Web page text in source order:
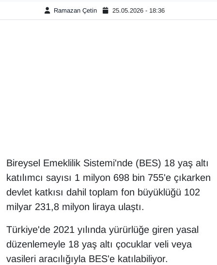
Ramazan Çetin 25.05.2026 - 18:36
Bireysel Emeklilik Sistemi'nde (BES) 18 yaş altı
katılımcı sayısı 1 milyon 698 bin 755'e çıkarken
devlet katkısı dahil toplam fon büyüklüğü 102
milyar 231,8 milyon liraya ulaştı.
Türkiye'de 2021 yılında yürürlüğe giren yasal
düzenlemeyle 18 yaş altı çocuklar veli veya
vasileri aracılığıyla BES'e katılabiliyor.
En çok konuşulanlar
Kadın
Kamu Alımları
Kim Kimdir?
Kültür & Sanat